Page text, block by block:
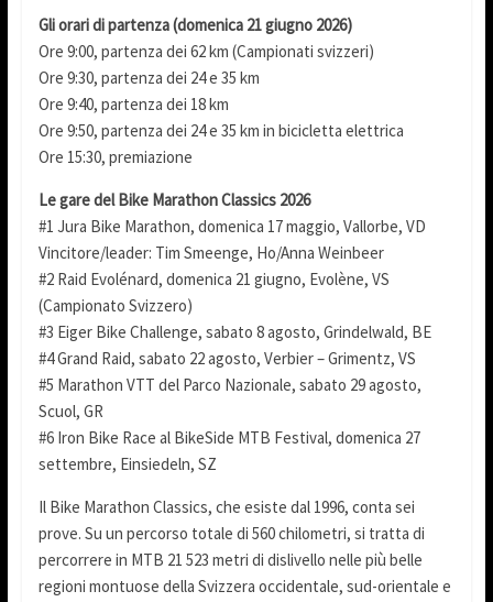
Gli orari di partenza (domenica 21 giugno 2026)
Ore 9:00, partenza dei 62 km (Campionati svizzeri)
Ore 9:30, partenza dei 24 e 35 km
Ore 9:40, partenza dei 18 km
Ore 9:50, partenza dei 24 e 35 km in bicicletta elettrica
Ore 15:30, premiazione
Le gare del Bike Marathon Classics 2026
#1 Jura Bike Marathon, domenica 17 maggio, Vallorbe, VD
Vincitore/leader: Tim Smeenge, Ho/Anna Weinbeer
#2 Raid Evolénard, domenica 21 giugno, Evolène, VS
(Campionato Svizzero)
#3 Eiger Bike Challenge, sabato 8 agosto, Grindelwald, BE
#4 Grand Raid, sabato 22 agosto, Verbier – Grimentz, VS
#5 Marathon VTT del Parco Nazionale, sabato 29 agosto,
Scuol, GR
#6 Iron Bike Race al BikeSide MTB Festival, domenica 27
settembre, Einsiedeln, SZ
Il Bike Marathon Classics, che esiste dal 1996, conta sei
prove. Su un percorso totale di 560 chilometri, si tratta di
percorrere in MTB 21 523 metri di dislivello nelle più belle
regioni montuose della Svizzera occidentale, sud-orientale e